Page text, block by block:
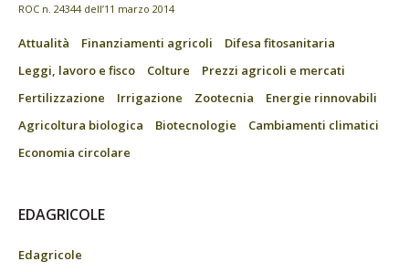
ROC n. 24344 dell’11 marzo 2014
Attualità Finanziamenti agricoli
Difesa fitosanitaria
Leggi, lavoro e fisco
Colture
Prezzi agricoli e mercati
Fertilizzazione
Irrigazione Zootecnia
Energie rinnovabili
Agricoltura biologica
Biotecnologie
Cambiamenti climatici
Economia circolare
EDAGRICOLE
Edagricole